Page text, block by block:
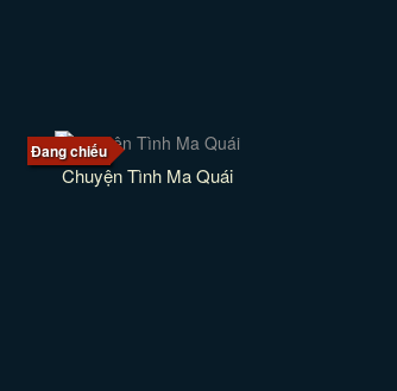
Đang chiếu
Chuyện Tình Ma Quái